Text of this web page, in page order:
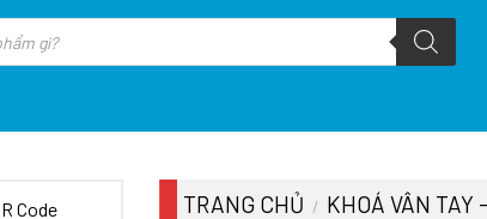
TRANG CHỦ / KHOÁ VÂN